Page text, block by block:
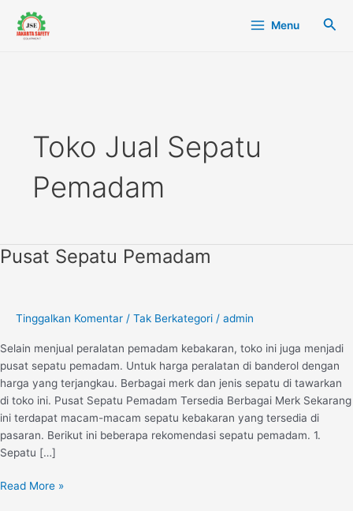
konten
Menu Cari
Toko Jual Sepatu
Pemadam
Pusat Sepatu Pemadam
Tinggalkan Komentar / Tak Berkategori / admin
Selain menjual peralatan pemadam kebakaran, toko ini juga menjadi
pusat sepatu pemadam. Untuk harga peralatan di banderol dengan
harga yang terjangkau. Berbagai merk dan jenis sepatu di tawarkan
di toko ini. Pusat Sepatu Pemadam Tersedia Berbagai Merk Sekarang
ini terdapat macam-macam sepatu kebakaran yang tersedia di
pasaran. Berikut ini beberapa rekomendasi sepatu pemadam. 1.
Sepatu […]
Pusat
Read More »